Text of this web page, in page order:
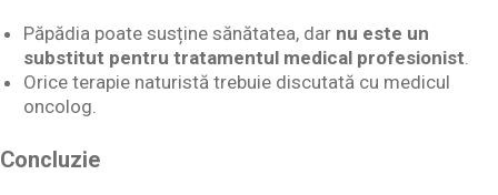
Păpădia poate susține sănătatea, dar nu este un
substitut pentru tratamentul medical profesionist
Orice terapie naturistă trebuie discutată cu medicul
oncolog.
Concluzie